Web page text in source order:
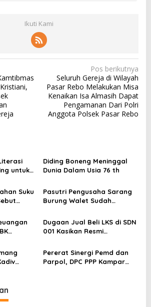
Ikuti Kami
Pos berikutnya
Seluruh Gereja di Wilayah
Pasar Rebo Melakukan Misa
Kenaikan Isa Almasih Dapat
Pengamanan Dari Polri
Anggota Polsek Pasar Rebo
untuk
Diding Boneng Meninggal
Dunia Dalam Usia 76 th
Suku
Pasutri Pengusaha Sarang
Burung Walet Sudah
Pelapor Desak Polda Jambi
Segera Lakukan Penahanan
Dugaan Jual Beli LKS di SDN
001 Kasikan Resmi
Kampar, Pemred – Pimum
Metroterkini.id Desak Usut
Kasus Ini
Pererat Sinergi Pemd dan
Parpol, DPC PPP Kampar